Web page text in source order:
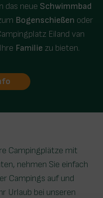
das neue Schwimmbad
Bogenschießen oder
Eiland van
Familie zu bieten.
Campingplätze mit
nehmen Sie einfach
Campings auf und
Urlaub bei unseren